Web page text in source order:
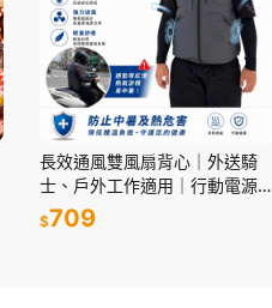
長效通風雙風扇背心｜外送騎
士、戶外工作適用｜行動電源供
電
$709